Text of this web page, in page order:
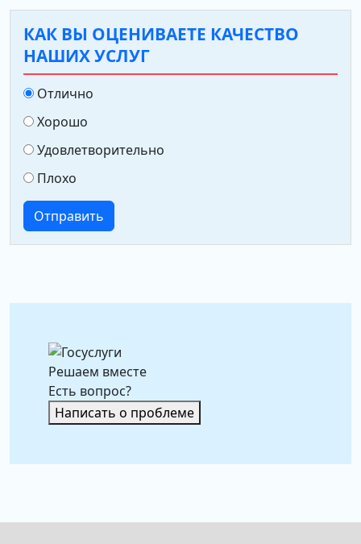
КАК ВЫ ОЦЕНИВАЕТЕ КАЧЕСТВО
НАШИХ УСЛУГ
Отлично
Хорошо
Удовлетворительно
Плохо
Решаем вместе
Есть вопрос?
Написать о проблеме